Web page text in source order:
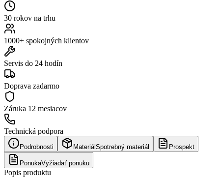
30 rokov na trhu
1000+ spokojných klientov
Servis do 24 hodín
Doprava zadarmo
Záruka 12 mesiacov
Technická podpora
Podrobnosti Materiál Spotrebný materiál Prospekt
PonukaVyžiadať ponuku
Popis produktu